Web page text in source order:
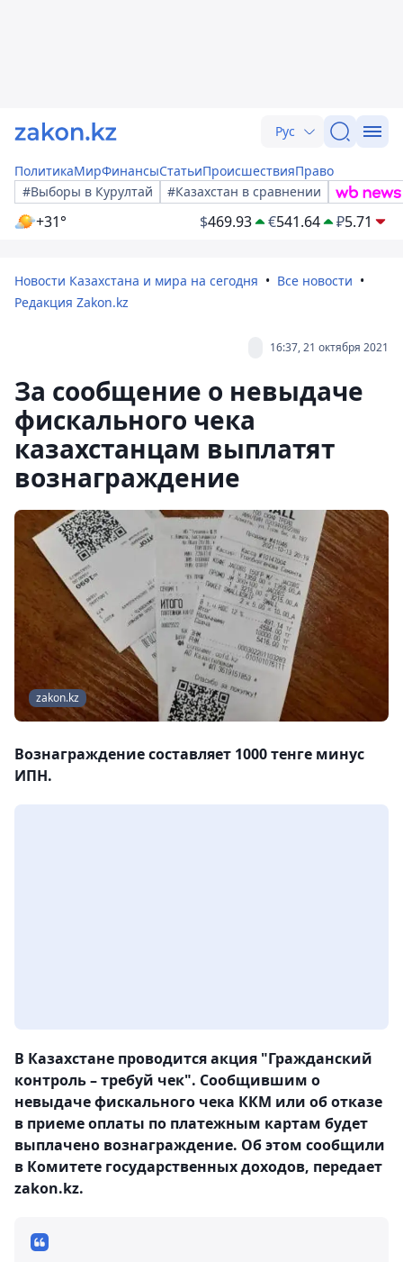
Рус
ПолитикаМирФинансыСтатьиПроисшествияПраво
#Выборы в Курултай
#Казахстан в сравнении
+31° $469.93 €541.64 ₽5.71
Новости Казахстана и мира на сегодня
Все новости
Редакция Zakon.kz
16:37, 21 октября 2021
За сообщение о невыдаче
фискального чека
казахстанцам выплатят
вознаграждение
zakon.kz
Вознаграждение составляет 1000 тенге минус
ИПН.
В Казахстане проводится акция "Гражданский
контроль – требуй чек". Сообщившим о
невыдаче фискального чека ККМ или об отказе
в приеме оплаты по платежным картам будет
выплачено вознаграждение. Об этом сообщили
в Комитете государственных доходов, передает
zakon.kz.